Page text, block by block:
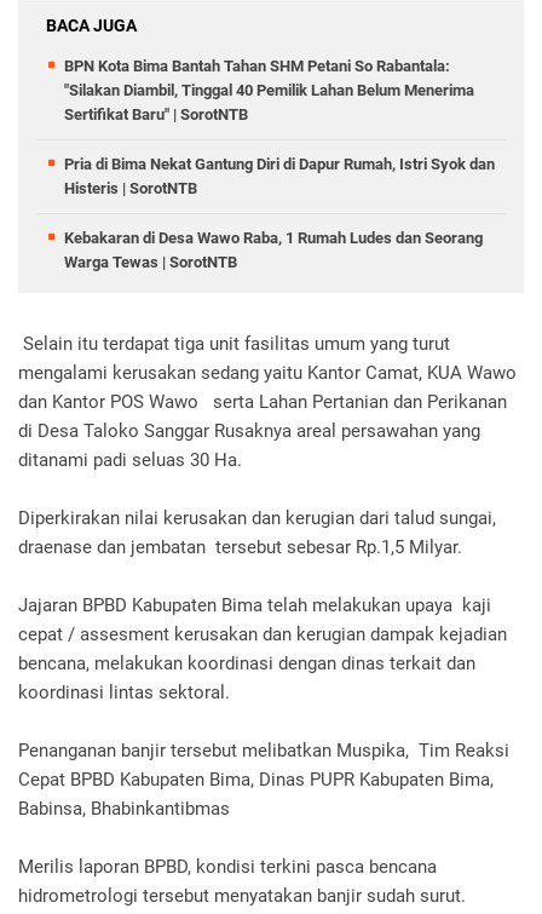
BACA JUGA
BPN Kota Bima Bantah Tahan SHM Petani So Rabantala:
"Silakan Diambil, Tinggal 40 Pemilik Lahan Belum Menerima
Sertifikat Baru" | SorotNTB
Pria di Bima Nekat Gantung Diri di Dapur Rumah, Istri Syok dan
Histeris | SorotNTB
Kebakaran di Desa Wawo Raba, 1 Rumah Ludes dan Seorang
Warga Tewas | SorotNTB
Selain itu terdapat tiga unit fasilitas umum yang turut
mengalami kerusakan sedang yaitu Kantor Camat, KUA Wawo
dan Kantor POS Wawo serta Lahan Pertanian dan Perikanan
di Desa Taloko Sanggar Rusaknya areal persawahan yang
ditanami padi seluas 30 Ha.
Diperkirakan nilai kerusakan dan kerugian dari talud sungai,
draenase dan jembatan tersebut sebesar Rp.1,5 Milyar.
Jajaran BPBD Kabupaten Bima telah melakukan upaya kaji
cepat / assesment kerusakan dan kerugian dampak kejadian
bencana, melakukan koordinasi dengan dinas terkait dan
koordinasi lintas sektoral.
Penanganan banjir tersebut melibatkan Muspika, Tim Reaksi
Cepat BPBD Kabupaten Bima, Dinas PUPR Kabupaten Bima,
Babinsa, Bhabinkantibmas
Merilis laporan BPBD, kondisi terkini pasca bencana
hidrometrologi tersebut menyatakan banjir sudah surut.